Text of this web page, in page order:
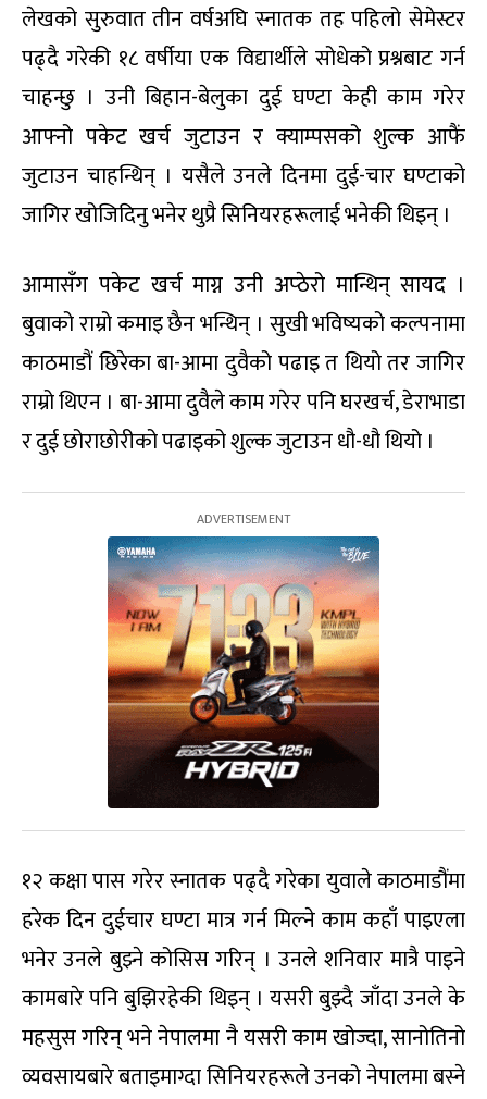
लेखको सुरुवात तीन वर्षअघि स्नातक तह पहिलो सेमेस्टर
पढ्दै गरेकी १८ वर्षीया एक विद्यार्थीले सोधेको प्रश्नबाट गर्न
चाहन्छु । उनी बिहान-बेलुका दुई घण्टा केही काम गरेर
आफ्नो पकेट खर्च जुटाउन र क्याम्पसको शुल्क आफैं
जुटाउन चाहन्थिन् । यसैले उनले दिनमा दुई-चार घण्टाको
जागिर खोजिदिनु भनेर थुप्रै सिनियरहरूलाई भनेकी थिइन् ।
आमासँग पकेट खर्च माग्न उनी अप्ठेरो मान्थिन् सायद ।
बुवाको राम्रो कमाइ छैन भन्थिन् । सुखी भविष्यको कल्पनामा
काठमाडौं छिरेका बा-आमा दुवैको पढाइ त थियो तर जागिर
राम्रो थिएन । बा-आमा दुवैले काम गरेर पनि घरखर्च, डेराभाडा
र दुई छोराछोरीको पढाइको शुल्क जुटाउन धौ-धौ थियो ।
१२ कक्षा पास गरेर स्नातक पढ्दै गरेका युवाले काठमाडौंमा
हरेक दिन दुईचार घण्टा मात्र गर्न मिल्ने काम कहाँ पाइएला
भनेर उनले बुझ्ने कोसिस गरिन् । उनले शनिवार मात्रै पाइने
कामबारे पनि बुझिरहेकी थिइन् । यसरी बुझ्दै जाँदा उनले के
महसुस गरिन् भने नेपालमा नै यसरी काम खोज्दा, सानोतिनो
व्यवसायबारे बताइमाग्दा सिनियरहरूले उनको नेपालमा बस्ने